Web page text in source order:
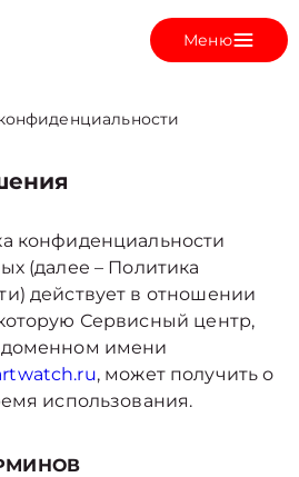
Меню
конфиденциальности
(далее – Политика
действует в отношении
Сервисный центр,
имени
, может получить о
использования.